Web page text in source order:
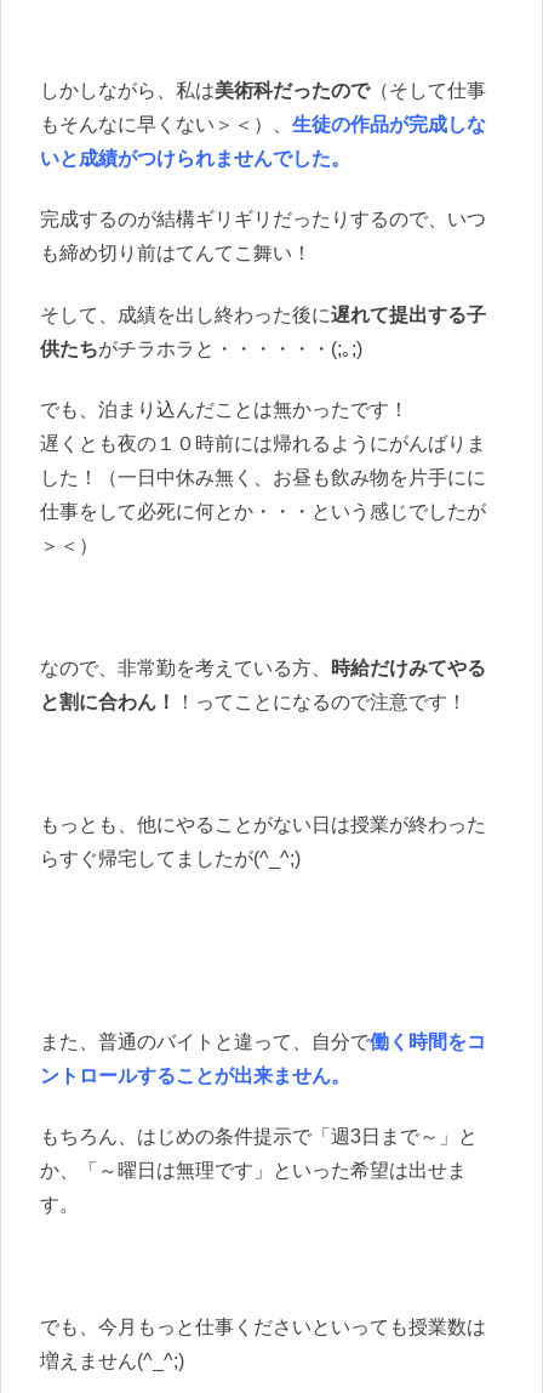
しかしながら、私は美術科だったので（そして仕事
もそんなに早くない＞＜）、 生徒の作品が完成しな
いと成績がつけられませんでした。
完成するのが結構ギリギリだったりするので、いつ
も締め切り前はてんてこ舞い！
そして、成績を出し終わった後に遅れて提出する子
供たちがチラホラと・・・・・・(;｡;)
でも、泊まり込んだことは無かったです！
遅くとも夜の１０時前には帰れるようにがんばりま
した！（一日中休み無く、お昼も飲み物を片手にに
仕事をして必死に何とか・・・という感じでしたが
＞＜）
なので、非常勤を考えている方、
時給だけみてやる
と割に合わん！
！ってことになるので注意です！
もっとも、他にやることがない日は授業が終わった
らすぐ帰宅してましたが(^_^;)
また、普通のバイトと違って、自分で働く時間をコ
ントロールすることが出来ません。
もちろん、はじめの条件提示で「週3日まで～」と
か、「～曜日は無理です」といった希望は出せま
す。
でも、今月もっと仕事くださいといっても授業数は
増えません(^_^;)